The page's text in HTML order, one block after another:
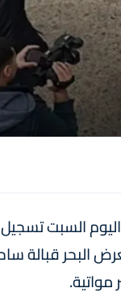
السبت
البحر قبالة